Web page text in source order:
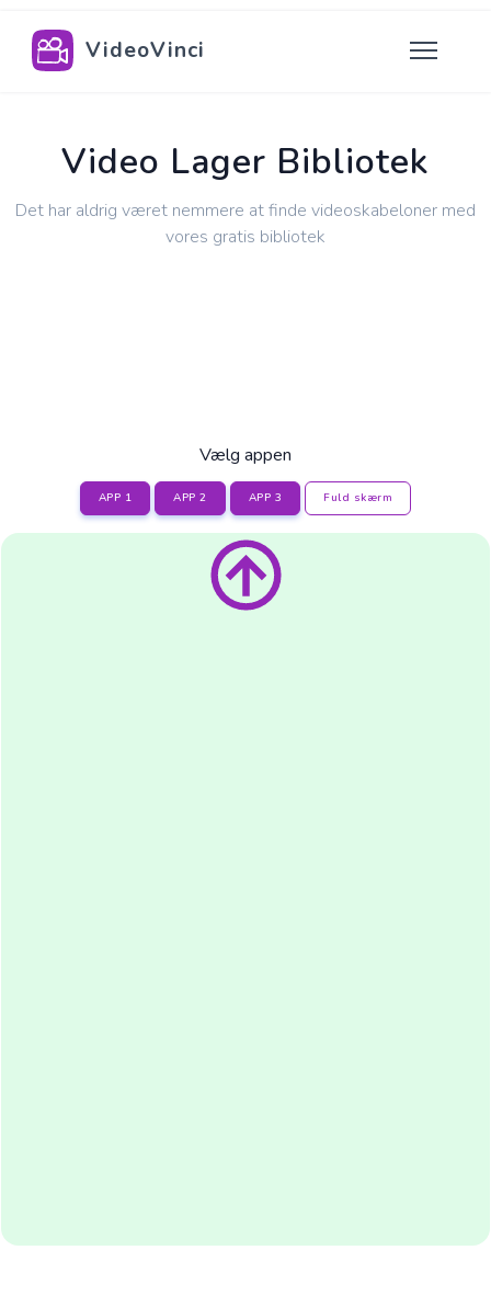
VideoVinci
Video Lager Bibliotek
Det har aldrig været nemmere at finde videoskabeloner med
vores gratis bibliotek
Vælg appen
APP 1 APP 2 APP 3 Fuld skærm